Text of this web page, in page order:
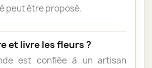
peut être proposé.
et livre les fleurs ?
est confiée à un artisan